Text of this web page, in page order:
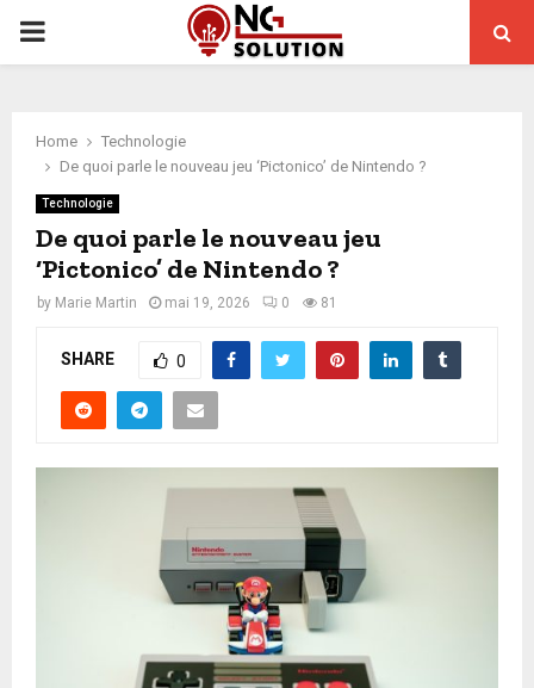
PRIMARY
Home
Technologie
De quoi parle le nouveau jeu ‘Pictonico’ de Nintendo ?
Technologie
De quoi parle le nouveau jeu
‘Pictonico’ de Nintendo ?
by Marie Martin mai 19, 2026 0 81
SHARE 0